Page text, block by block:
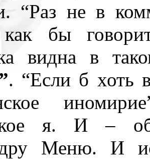
“Раз не в
бы
видна в
. “Если б хоть
я. И –
Меню. И